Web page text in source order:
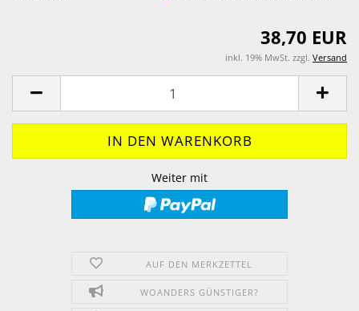
38,70 EUR
inkl. 19% MwSt. zzgl. Versand
Weiter mit
AUF DEN MERKZETTEL
WOANDERS GÜNSTIGER?